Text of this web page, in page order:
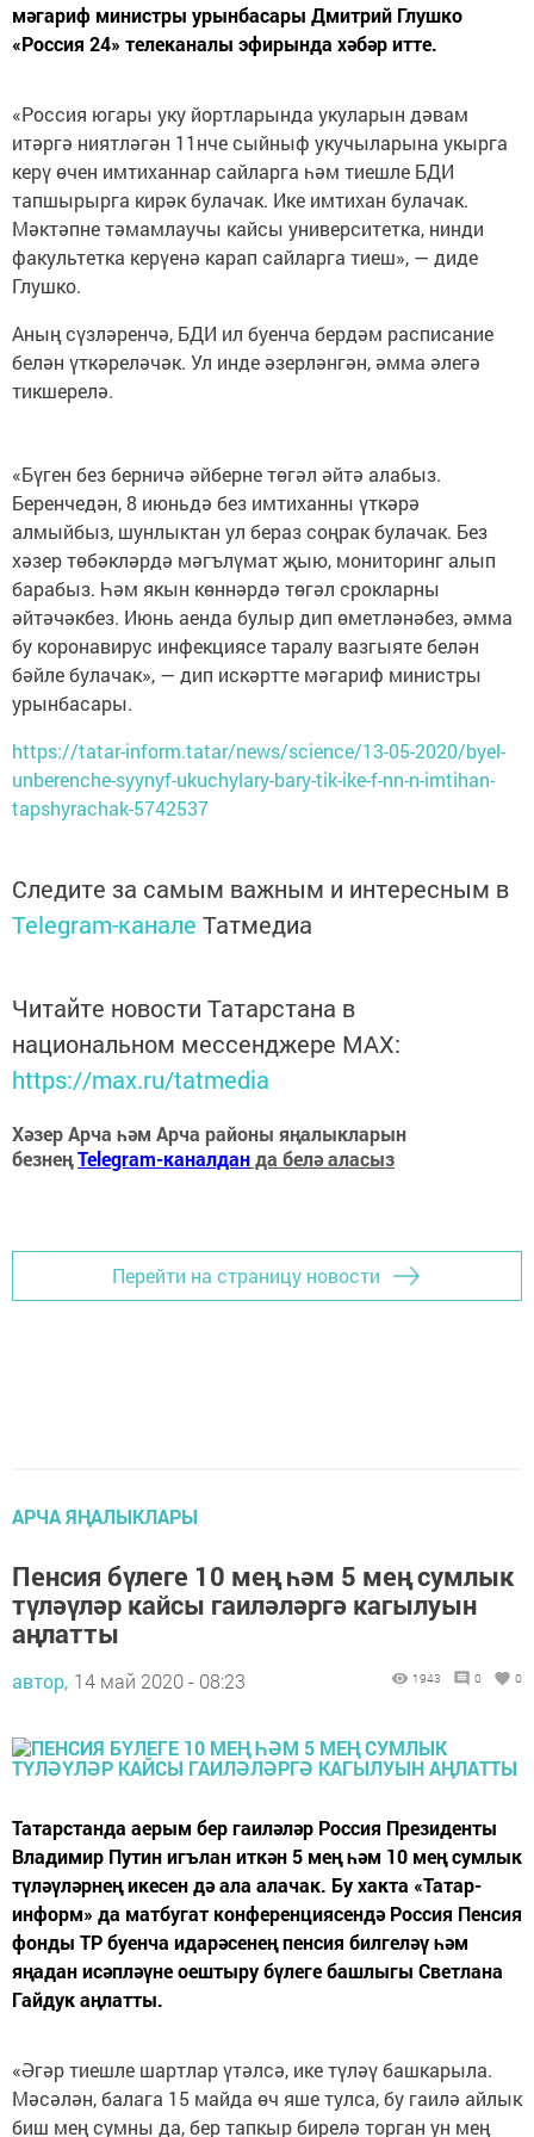
мәгариф министры урынбасары Дмитрий Глушко
«Россия 24» телеканалы эфирында хәбәр итте.
«Россия югары уку йортларында укуларын дәвам
итәргә ниятләгән 11нче сыйныф укучыларына укырга
керү өчен имтиханнар сайларга һәм тиешле БДИ
тапшырырга кирәк булачак. Ике имтихан булачак.
Мәктәпне тәмамлаучы кайсы университетка, нинди
факультетка керүенә карап сайларга тиеш», — диде
Глушко.
Аның сүзләренчә, БДИ ил буенча бердәм расписание
белән үткәреләчәк. Ул инде әзерләнгән, әмма әлегә
тикшерелә.
«Бүген без берничә әйберне төгәл әйтә алабыз.
Беренчедән, 8 июньдә без имтиханны үткәрә
алмыйбыз, шунлыктан ул бераз соңрак булачак. Без
хәзер төбәкләрдә мәгълүмат җыю, мониторинг алып
барабыз. Һәм якын көннәрдә төгәл срокларны
әйтәчәкбез. Июнь аенда булыр дип өметләнәбез, әмма
бу коронавирус инфекциясе таралу вазгыяте белән
бәйле булачак», — дип искәртте мәгариф министры
урынбасары.
https://tatar-inform.tatar/news/science/13-05-2020/byel-
unberenche-syynyf-ukuchylary-bary-tik-ike-f-nn-n-imtihan-
tapshyrachak-5742537
Следите за самым важным и интересным в
Telegram-канале Татмедиа
Читайте новости Татарстана в
национальном мессенджере MАХ:
https://max.ru/tatmedia
Хәзер Арча һәм Арча районы яңалыкларын
безнеңTelegram-каналданда белә аласыз
Перейти на страницу новости
АРЧА ЯҢАЛЫКЛАРЫ
Пенсия бүлеге 10 мең һәм 5 мең сумлык
түләүләр кайсы гаиләләргә кагылуын
аңлатты
автор, 14 май 2020 - 08:23 1943 0 0
Татарстанда аерым бер гаиләләр Россия Президенты
Владимир Путин игълан иткән 5 мең һәм 10 мең сумлык
түләүләрнең икесен дә ала алачак. Бу хакта «Татар-
информ» да матбугат конференциясендә Россия Пенсия
фонды ТР буенча идарәсенең пенсия билгеләү һәм
яңадан исәпләүне оештыру бүлеге башлыгы Светлана
Гайдук аңлатты.
«Әгәр тиешле шартлар үтәлсә, ике түләү башкарыла.
Мәсәлән, балага 15 майда өч яше тулса, бу гаилә айлык
биш мең сумны да, бер тапкыр бирелә торган ун мең